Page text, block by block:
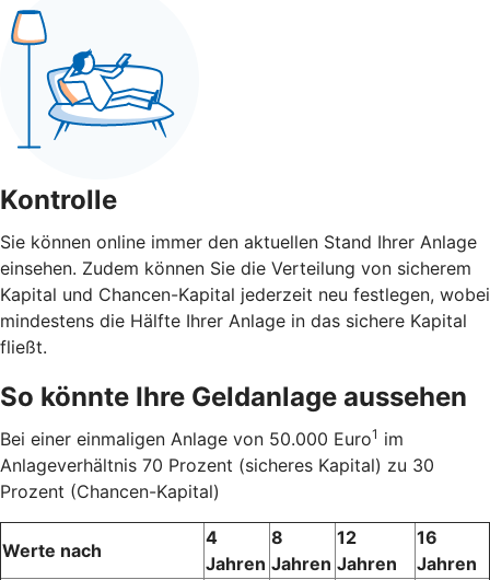
Kontrolle
Sie können online immer den aktuellen Stand Ihrer Anlage
einsehen. Zudem können Sie die Verteilung von sicherem
Kapital und Chancen-Kapital jederzeit neu festlegen, wobei
mindestens die Hälfte Ihrer Anlage in das sichere Kapital
fließt.
So könnte Ihre Geldanlage aussehen
Bei einer einmaligen Anlage von 50.000 Euro1 im
Anlageverhältnis 70 Prozent (sicheres Kapital) zu 30
Prozent (Chancen-Kapital)
Werte nach
4
Jahren
8
Jahren
12
Jahren
16
Jahren